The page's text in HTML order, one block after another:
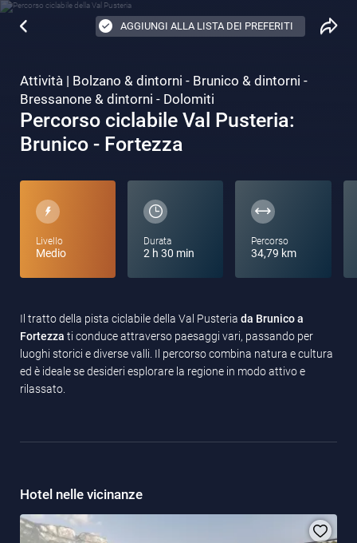
AGGIUNGI ALLA LISTA DEI PREFERITI
Attività | Bolzano & dintorni - Brunico & dintorni -
Bressanone & dintorni - Dolomiti
Percorso ciclabile Val Pusteria:
Brunico - Fortezza
Livello
Medio
Durata
2 h 30 min
Percorso
34,79 km
Il tratto della pista ciclabile della Val Pusteria da Brunico a
Fortezza ti conduce attraverso paesaggi vari, passando per
luoghi storici e diverse valli. Il percorso combina natura e cultura
ed è ideale se desideri esplorare la regione in modo attivo e
rilassato.
Hotel nelle vicinanze